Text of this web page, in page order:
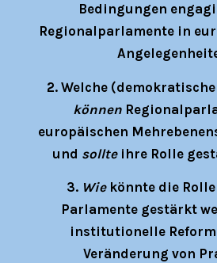
Bedingungen
Regionalparlamente in
2. Welche
können
europäischen
und sollteihre Rolle
3. Wie könnte die
Parlamente gestärkt
institutionelle
Veränderung von